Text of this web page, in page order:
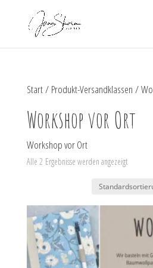
Start/ Produkt-Versandklassen /
Workshop vor Ort
Workshop vor Ort
Alle 2 Ergebnisse werden angezeigt